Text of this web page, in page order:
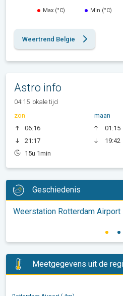
Max (°C) Min (°C)
Weertrend Belgie
Astro info
04:15 lokale tijd
zon
06:16
21:17
15u 1min
maan
01:15
19:42
Geschiedenis
Weerstation Rotterdam Airport
Meetgegevens uit de